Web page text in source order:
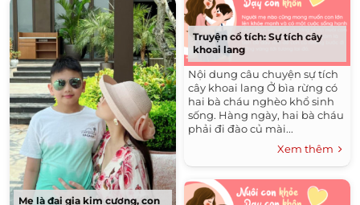
Mẹ là đại gia kim cương, con
Truyện cổ tích: Sự tích cây
khoai lang
Nội dung câu chuyện sự tích
cây khoai lang Ở bìa rừng có
hai bà cháu nghèo khổ sinh
sống. Hàng ngày, hai bà cháu
phải đi đào củ mài...
Xem thêm